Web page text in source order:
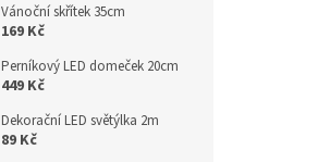
Vánoční skřítek 35cm
169 Kč
Perníkový LED domeček 20cm
449 Kč
Dekorační LED světýlka 2m
89 Kč